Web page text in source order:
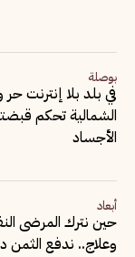
بوصلة
في بلد بلا إنترنت
الشمالية تحكم
الأجساد
أبعاد
حين نترك المرضى
وعلاج.. ندفع الثمن